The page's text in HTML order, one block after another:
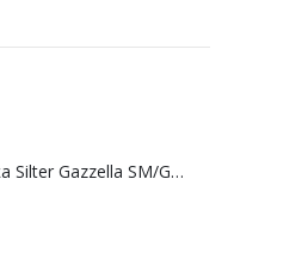
Гладильная доска Silter Gazzella SM/GZM 800 DS